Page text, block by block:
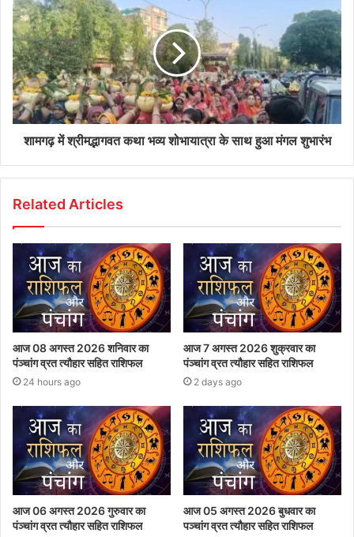
शामगढ़ में श्रीमद्भागवत कथा भव्य शोभायात्रा के साथ हुआ मंगल शुभारंभ
Related Articles
आज 08 अगस्त 2026‌ शनिवार का
पंञ्चांग व्रत त्यौहार सहित राशिफल
24 hours ago
आज 7 अगस्त 2026 शुक्रवार का
पंञ्चांग व्रत त्यौहार सहित राशिफल
2 days ago
आज 06 अगस्त 2026 गुरुवार का
पंञ्चांग व्रत त्यौहार सहित राशिफल
आज 05 अगस्त 2026 बुधवार का
पञ्चांग व्रत त्यौहार सहित राशिफल